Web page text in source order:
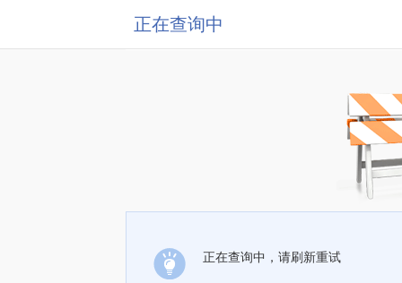
正在查询中
正在查询中，请刷新重试